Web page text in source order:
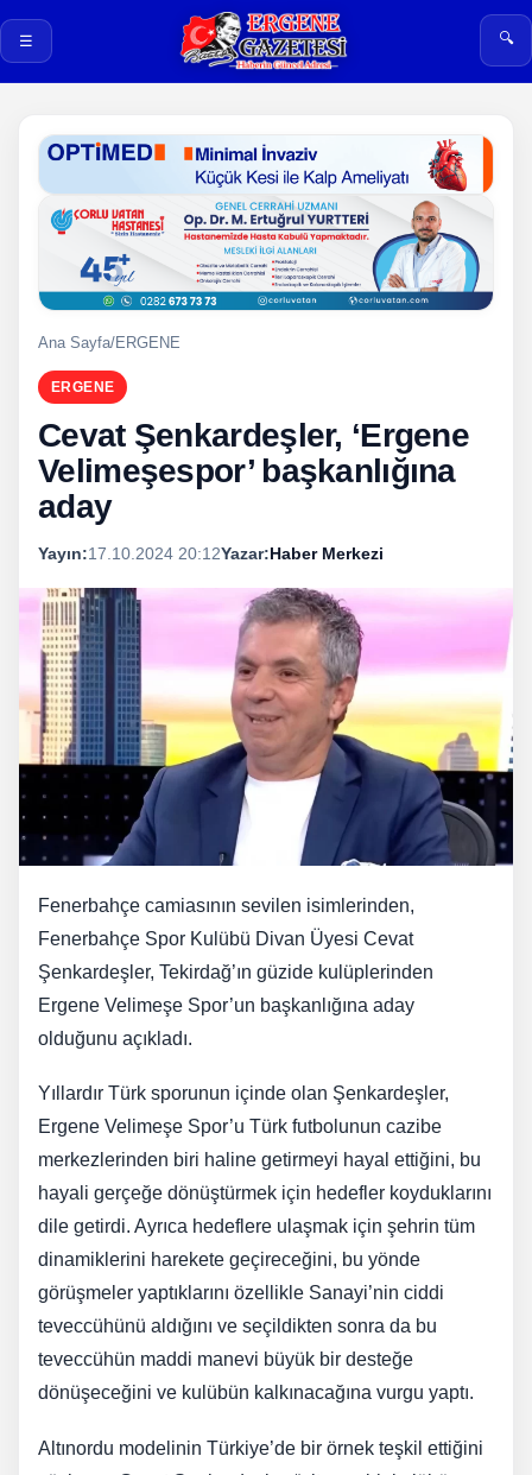
☰ 🔍
Ana Sayfa/ERGENE
ERGENE
Cevat Şenkardeşler, ‘Ergene
Velimeşespor’ başkanlığına
aday
Yayın:17.10.2024 20:12Yazar:Haber Merkezi
Fenerbahçe camiasının sevilen isimlerinden,
Fenerbahçe Spor Kulübü Divan Üyesi Cevat
Şenkardeşler, Tekirdağ’ın güzide kulüplerinden
Ergene Velimeşe Spor’un başkanlığına aday
olduğunu açıkladı.
Yıllardır Türk sporunun içinde olan Şenkardeşler,
Ergene Velimeşe Spor’u Türk futbolunun cazibe
merkezlerinden biri haline getirmeyi hayal ettiğini, bu
hayali gerçeğe dönüştürmek için hedefler koyduklarını
dile getirdi. Ayrıca hedeflere ulaşmak için şehrin tüm
dinamiklerini harekete geçireceğini, bu yönde
görüşmeler yaptıklarını özellikle Sanayi’nin ciddi
teveccühünü aldığını ve seçildikten sonra da bu
teveccühün maddi manevi büyük bir desteğe
dönüşeceğini ve kulübün kalkınacağına vurgu yaptı.
Altınordu modelinin Türkiye’de bir örnek teşkil ettiğini